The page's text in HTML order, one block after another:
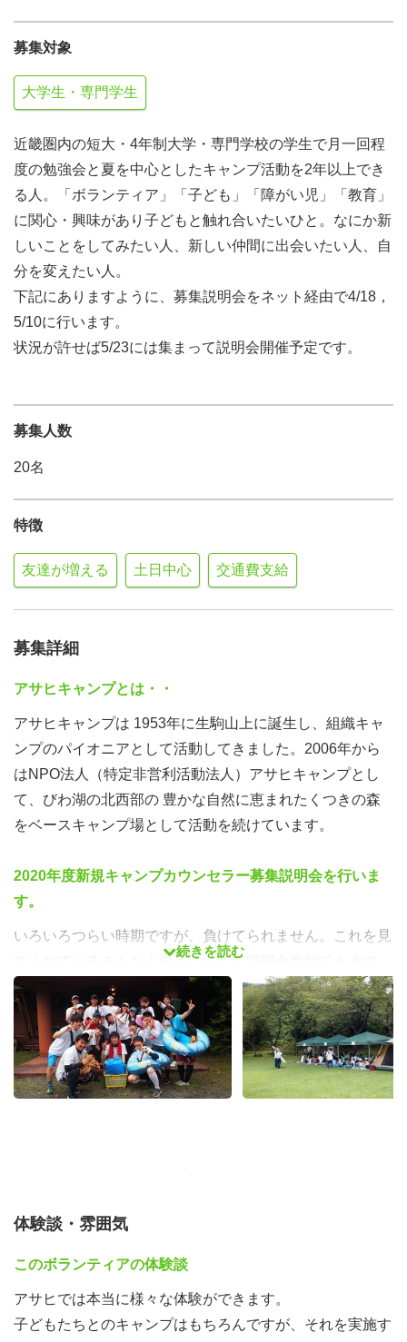
募集対象
大学生・専門学生
近畿圏内の短大・4年制大学・専門学校の学生で月一回程
度の勉強会と夏を中心としたキャンプ活動を2年以上でき
る人。「ボランティア」「子ども」「障がい児」「教育」
に関心・興味があり子どもと触れ合いたいひと。なにか新
しいことをしてみたい人、新しい仲間に出会いたい人、自
分を変えたい人。
下記にありますように、募集説明会をネット経由で4/18，
5/10に行います。
状況が許せば5/23には集まって説明会開催予定です。
募集人数
20名
特徴
友達が増える 土日中心 交通費支給
募集詳細
アサヒキャンプとは・・
アサヒキャンプは 1953年に生駒山上に誕生し、組織キャ
ンプのパイオニアとして活動してきました。2006年から
はNPO法人（特定非営利活動法人）アサヒキャンプとし
て、びわ湖の北西部の 豊かな自然に恵まれたくつきの森
をベースキャンプ場として活動を続けています。
2020年度新規キャンプカウンセラー募集説明会を行いま
す。
いろいろつらい時期ですが、負けてられません。これを見
てくれているみんな！自宅にいても説明会参加できます。
応募してきてください。ウイルスを吹っ飛ばせ！今こそア
ウトドア！ ６月には体験キャンプにもご招待！
日時：第1回募集説明会 4月18日(土)
Zoomを使ったWeb会議で説明会と体験キャンプのガイダ
続きを読む
体験談・雰囲気
このボランティアの体験談
アサヒでは本当に様々な体験ができます。
子どもたちとのキャンプはもちろんですが、それを実施す